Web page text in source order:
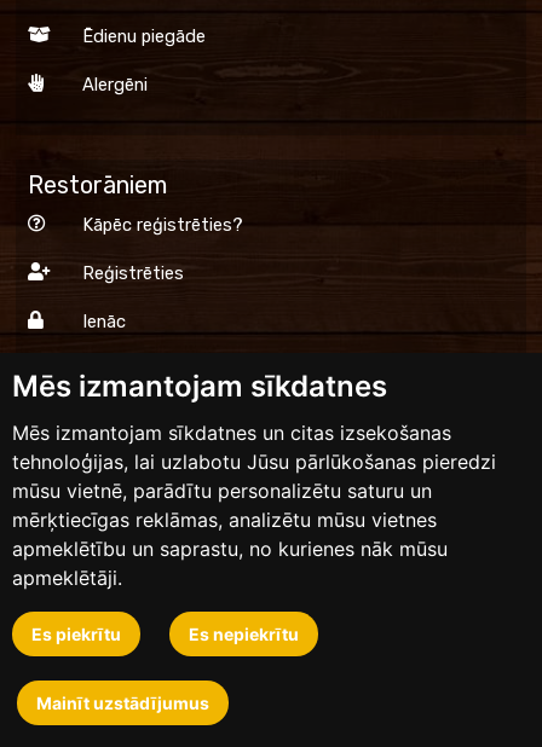
Mēs izmantojam sīkdatnes
Mēs izmantojam sīkdatnes un citas izsekošanas
tehnoloģijas, lai uzlabotu Jūsu pārlūkošanas pieredzi
mūsu vietnē, parādītu personalizētu saturu un
mērķtiecīgas reklāmas, analizētu mūsu vietnes
apmeklētību un saprastu, no kurienes nāk mūsu
apmeklētāji.
Es piekrītu Es nepiekrītu
Mainīt uzstādījumus
Ēdienu piegāde
Alergēni
Restorāniem
Kāpēc reģistrēties?
Reģistrēties
Ienāc
Dinner.lv
Lietošanas noteikumi
Privātums
Sazinies ar mums